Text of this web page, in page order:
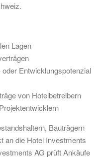
Lagen
Entwicklungspotenzial
von Hotelbetreibern
Bauträgern
an die Hotel Investments
AG prüft Ankäufe